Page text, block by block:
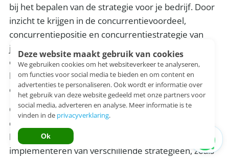
bij het bepalen van de strategie voor je bedrijf. Door
inzicht te krijgen in de concurrentievoordeel,
concurrentiepositie en concurrentiestrategie van
jouw bedrijf en de concurrentie, kun je een
effectieve concurrentiestrategie ontwikkelen die
helpt om je bedrijf te onderscheiden van de
concurrentie.
Om concurrentievoordeel te behalen, moet je
differentiëren en unieke waardeproposities voor je
klanten creëren. Dit kan worden bereikt door het
implementeren van verschillende strategieën, zoals
Deze website maakt gebruik van cookies
We gebruiken cookies om het websiteverkeer te analyseren,
om functies voor social media te bieden en om content en
advertenties te personaliseren. Ook wordt er informatie over
het gebruik van deze website gedeeld met onze partners voor
social media, adverteren en analyse. Meer informatie is te
vinden in de privacyverklaring.
Ok